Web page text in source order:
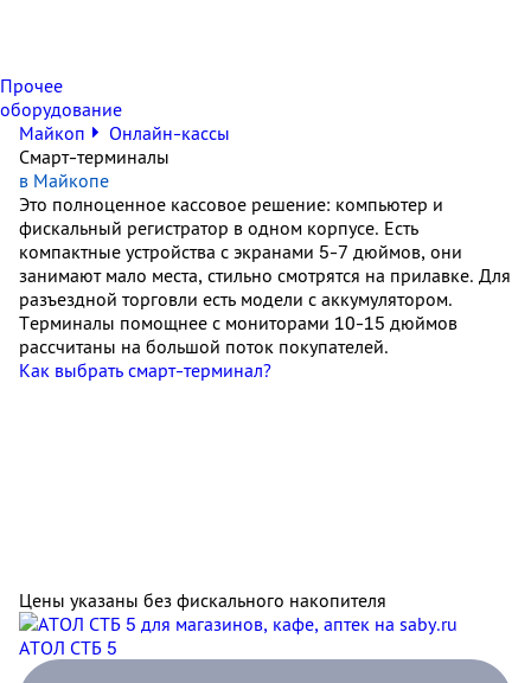
Прочее
оборудование
Майкоп
Онлайн-кассы
Смарт-терминалы
в Майкопе
Это полноценное кассовое решение: компьютер и
фискальный регистратор в одном корпусе. Есть
компактные устройства с экранами 5-7 дюймов, они
занимают мало места, стильно смотрятся на прилавке. Для
разъездной торговли есть модели с аккумулятором.
Терминалы помощнее с мониторами 10-15 дюймов
рассчитаны на большой поток покупателей.
Как выбрать смарт-терминал?
Цены указаны без фискального накопителя
АТОЛ СТБ 5